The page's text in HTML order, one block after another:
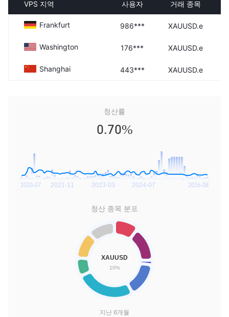
VPS 지역 사용자 거래 종목
Frankfurt 986*** XAUUSD.e
Washington 176*** XAUUSD.e
Shanghai 443*** XAUUSD.e
청산률
0.70%
청산 종목 분포
지난 6개월